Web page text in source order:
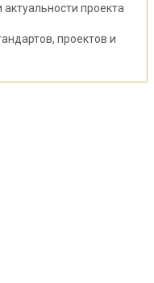
проекта
проектов и